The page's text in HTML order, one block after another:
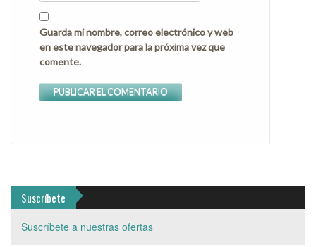
Guarda mi nombre, correo electrónico y web
en este navegador para la próxima vez que
comente.
Suscríbete
Suscríbete a nuestras ofertas